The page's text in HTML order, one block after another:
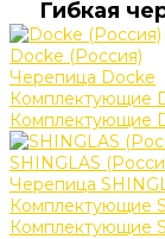
Гибкая
Docke (Россия)
Черепица Docke
Комплектующие
Комплектующие
SHINGLAS
Черепица
Комплектующие
Комплектующие